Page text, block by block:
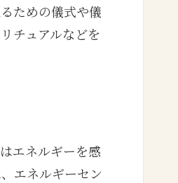
ための儀式や儀
チュアルなどを
エネルギーを感
エネルギーセン